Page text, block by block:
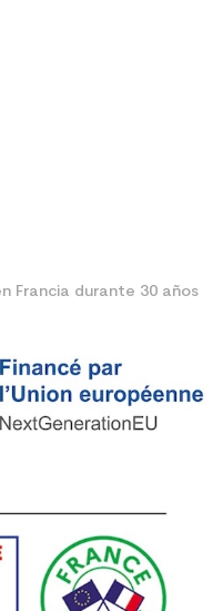
Francia durante 30 años